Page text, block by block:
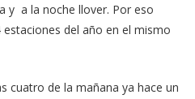
y a la noche llover. Por eso
del año en el mismo
cuatro de la mañana ya hace un